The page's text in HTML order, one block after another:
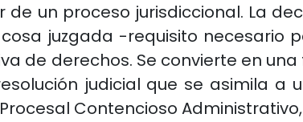
un proceso jurisdiccional. La
juzgada -requisito necesario
de derechos. Se convierte en
judicial que se asimila a
Contencioso